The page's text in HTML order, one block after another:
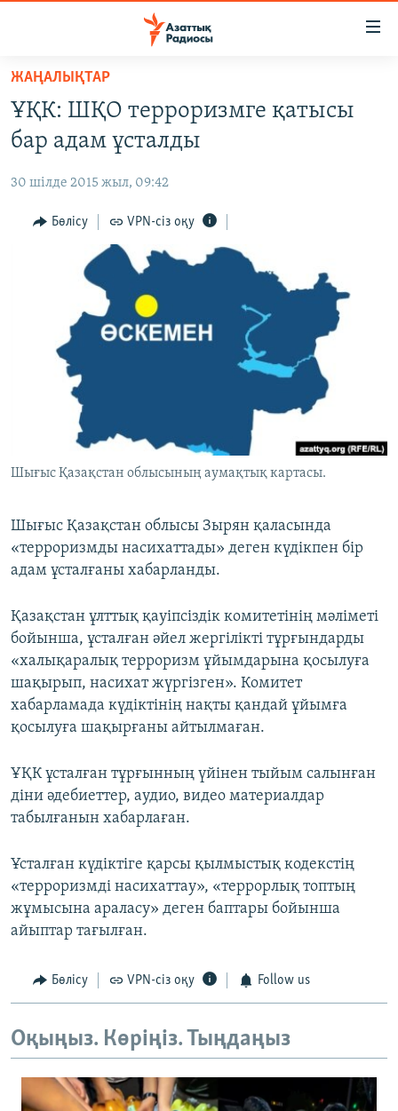
Skip
main
content
to
Navigation
САЯСАТ
AZATTYQTV
ҚАҢТАР ОҚИҒАСЫ
АДАМ ҚҰҚЫҚТАРЫ
АРНАЙЫ ЖОБАЛАР
Русский
ЖАЗЫЛЫҢЫЗ
ЖАҢАЛЫҚТАР
ҰҚК: ШҚО терроризмге қатысы
бар адам ұсталды
30 шілде 2015 жыл, 09:42
Бөлісу VPN-сіз оқу
Шығыс Қазақстан облысының аумақтық картасы.
Шығыс Қазақстан облысы Зырян қаласында
«терроризмды насихаттады» деген күдікпен бір
адам ұсталғаны хабарланды.
Қазақстан ұлттық қауіпсіздік комитетінің мәліметі
бойынша, ұсталған әйел жергілікті тұрғындарды
«халықаралық терроризм ұйымдарына қосылуға
шақырып, насихат жүргізген». Комитет
хабарламада күдіктінің нақты қандай ұйымға
қосылуға шақырғаны айтылмаған.
ҰҚК ұсталған тұрғынның үйінен тыйым салынған
діни әдебиеттер, аудио, видео материалдар
табылғанын хабарлаған.
Ұсталған күдіктіге қарсы қылмыстық кодекстің
«терроризмді насихаттау», «террорлық топтың
жұмысына араласу» деген баптары бойынша
айыптар тағылған.
Бөлісу VPN-сіз оқу Follow us
Оқыңыз. Көріңіз. Тыңдаңыз